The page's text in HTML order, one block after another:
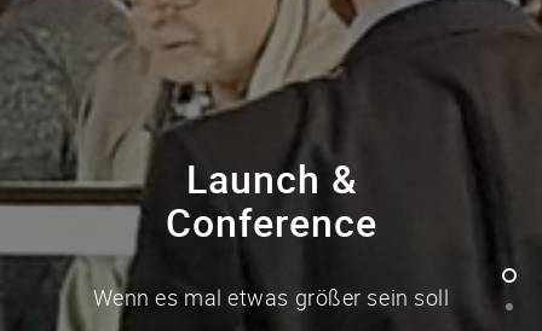
Launch &
Conference
Wenn es mal etwas größer sein soll